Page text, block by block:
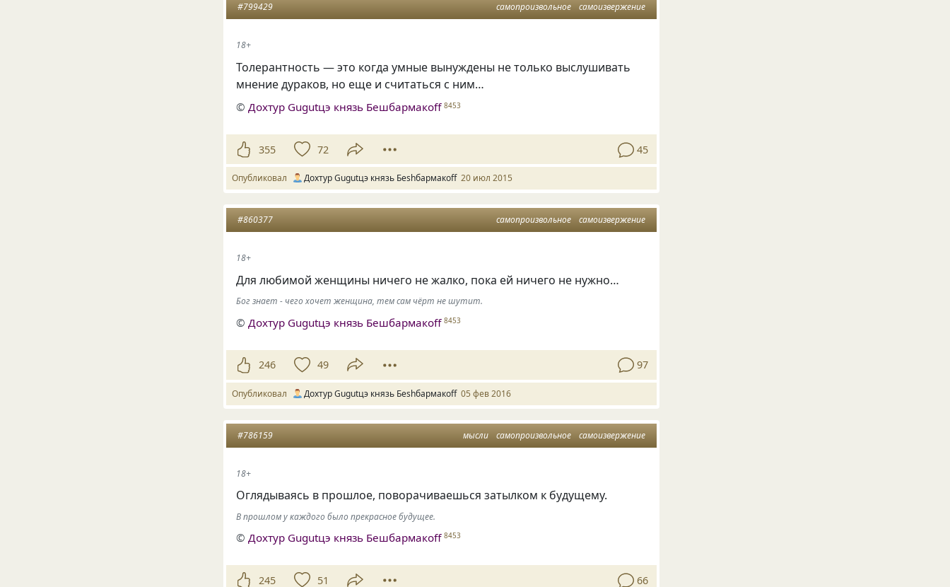
самопроизвольное самоизвержение
#799429
18+
Толерантность — это когда умные вынуждены не только выслушивать
мнение дураков, но еще и считаться с ним…
©Дохтур Gugutцэ князь Бешбармакоff 8453
355 72 45
Опубликовал Дохтур Gugutцэ князь Беshбармакоff 20 июл 2015
самопроизвольное самоизвержение
#860377
18+
Для любимой женщины ничего не жалко, пока ей ничего не нужно…
Бог знает - чего хочет женщина, тем сам чёрт не шутит.
© Дохтур Gugutцэ князь Бешбармакоff 8453
246 49 97
Опубликовал Дохтур Gugutцэ князь Беshбармакоff 05 фев 2016
мысли самопроизвольное самоизвержение
#786159
18+
Оглядываясь в прошлое, поворачиваешься затылком к будущему.
В прошлом у каждого было прекрасное будущее.
©Дохтур Gugutцэ князь Бешбармакоff 8453
245 51 66